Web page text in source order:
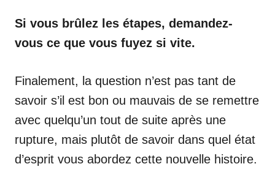
Si vous brûlez les étapes, demandez-
vous ce que vous fuyez si vite.
Finalement, la question n’est pas tant de
savoir s’il est bon ou mauvais de se remettre
avec quelqu’un tout de suite après une
rupture, mais plutôt de savoir dans quel état
d’esprit vous abordez cette nouvelle histoire.